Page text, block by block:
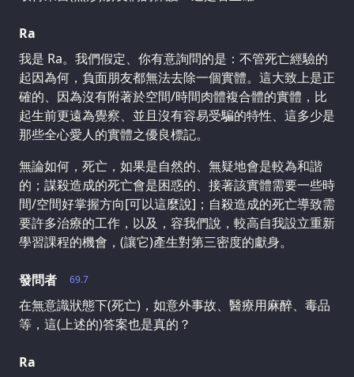
Ra
我是 Ra。我們假定、你有意詢問的是：不管死亡經驗的
起因為何，負面朋友都無法去除一個實體。這大致上是正
確的、因為沒有附著於空間/時間肉體複合體的實體，比
起生前更遠為覺察、並且沒有容易受騙的特性、這多少是
那些全心愛人的實體之優良標記。
無論如何，死亡，如果是自然的、無疑地會是較為和諧
的；謀殺造成的死亡會是困惑的、接著該實體需要一些時
間/空間好掌握方向[可以這麼說]；自殺造成的死亡導致需
要許多治療的工作，以及，容我們說，較高自我設立重新
學習課程的機會，(讓它)產生對第三密度的獻身。
69.7
發問者
在無意識狀態下(死亡)，如意外事故、醫療用麻醉、毒品
等，這(上述的)答案也是真的？
Ra